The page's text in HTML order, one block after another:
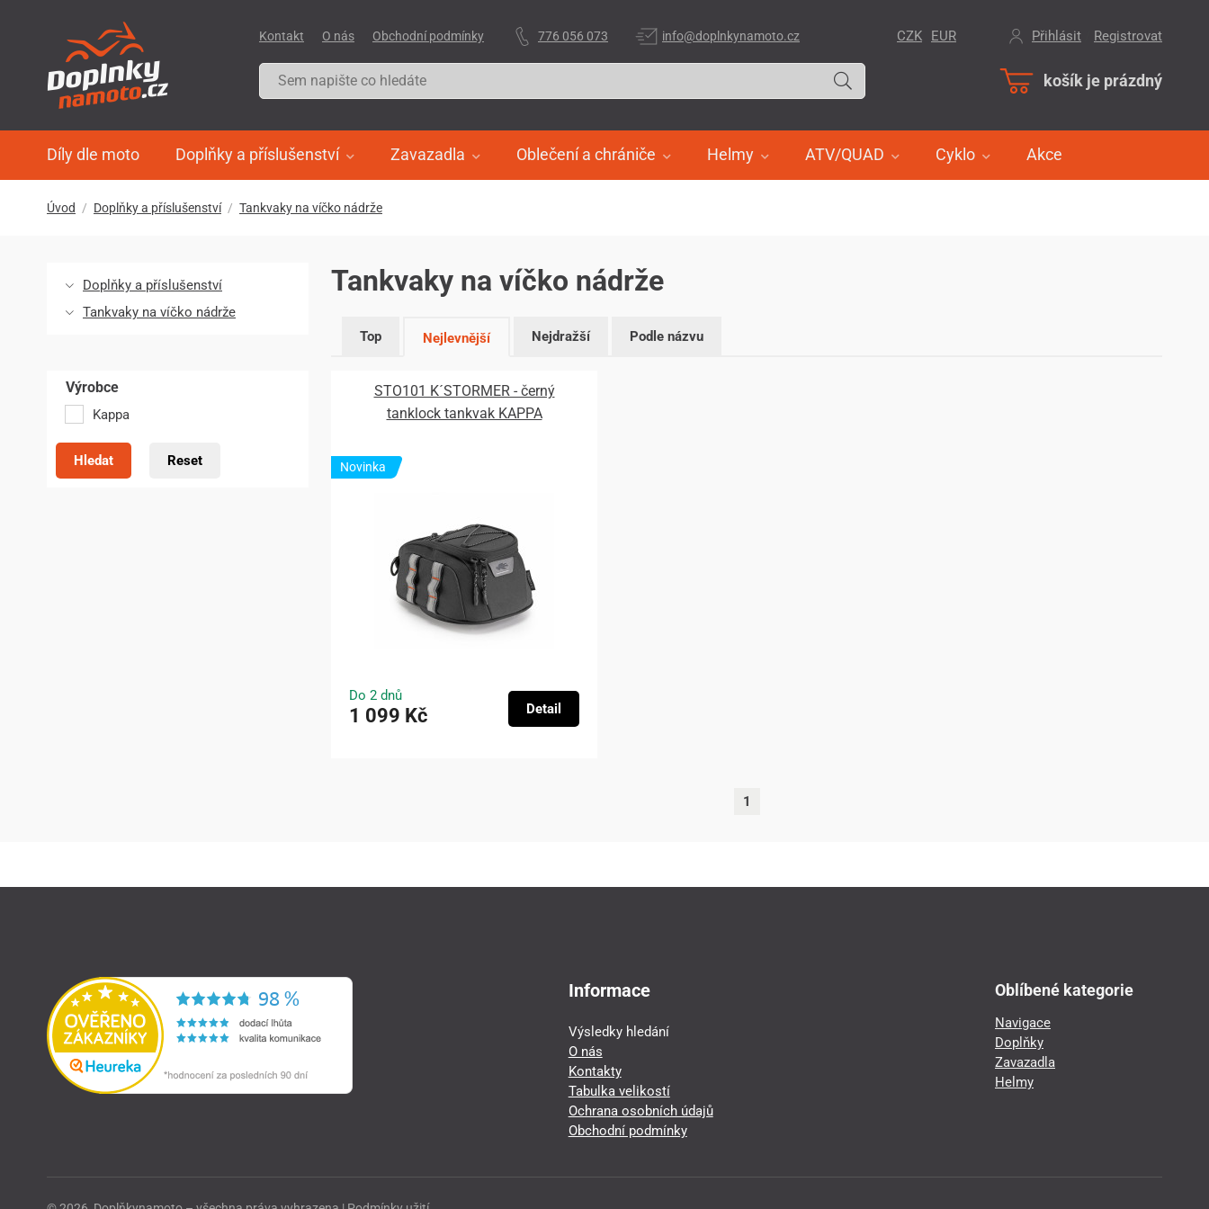
košík je prázdný
Díly dle moto Doplňky a příslušenství Zavazadla Oblečení a chrániče Helmy ATV/QUAD Cyklo Akce
CZK EUR Přihlásit Registrovat
Kontakt O nás Obchodní podmínky 776 056 073 info@doplnkynamoto.cz
Úvod Doplňky a příslušenství Tankvaky na víčko nádrže
Doplňky a příslušenství
Tankvaky na víčko nádrže
Výrobce
Kappa
Hledat Reset
Tankvaky na víčko nádrže
Top Nejlevnější Nejdražší Podle názvu
STO101 K´STORMER - černý
tanklock tankvak KAPPA
Novinka
Do 2 dnů
1 099 Kč Detail
1
Informace
Výsledky hledání
O nás
Kontakty
Tabulka velikostí
Ochrana osobních údajů
Obchodní podmínky
Oblíbené kategorie
Navigace
Doplňky
Zavazadla
Helmy